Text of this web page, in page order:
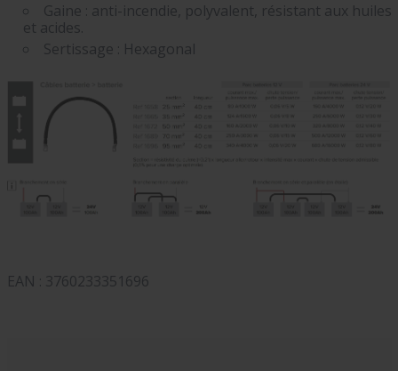
Gaine : anti-incendie, polyvalent, résistant aux huiles
et acides.
Sertissage : Hexagonal
EAN : 3760233351696